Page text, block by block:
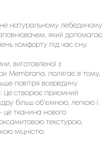
натуральному лебединому
який допомагає
комфорту під час сну.
виготовленої з
Membrana, полягає в тому,
повітря всередину
Це створює приємний
більш об'ємною, легкою і
це тканина нового
оксамитовою текстурою,
міцністю.